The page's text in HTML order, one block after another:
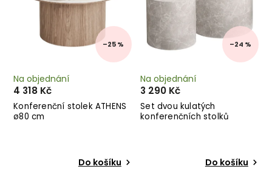
–25 %
Konferenční stolek ATHENS
ø80 cm
Na objednání
4 318 Kč
Do košíku
–24 %
Set dvou kulatých
konferenčních stolků
Na objednání
3 290 Kč
Do košíku